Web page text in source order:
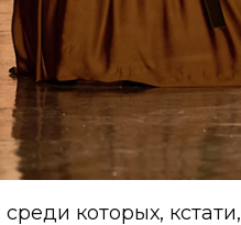
которых, кстати,